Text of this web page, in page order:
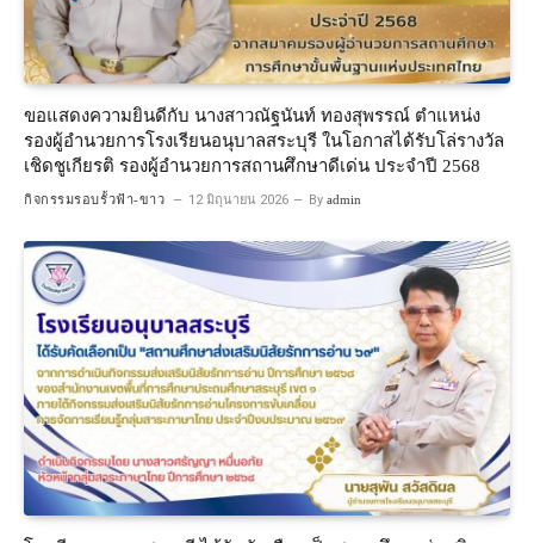
ขอแสดงความยินดีกับ นางสาวณัฐนันท์ ทองสุพรรณ์ ตำแหน่ง
รองผู้อำนวยการโรงเรียนอนุบาลสระบุรี ในโอกาสได้รับโล่รางวัล
เชิดชูเกียรติ รองผู้อำนวยการสถานศึกษาดีเด่น ประจำปี 2568
กิจกรรมรอบรั้วฟ้า-ขาว 12 มิถุนายน 2026 By admin